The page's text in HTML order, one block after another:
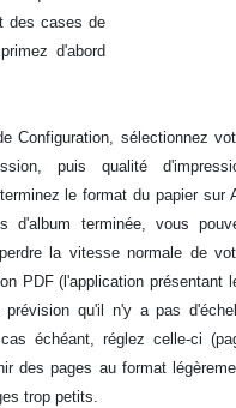
en quatre langues -
1990-7
6
en quatre langues -
1990-5
en quatre langues -
1990-4
en quatre langues -
1990-3
en quatre langues -
1990-2
en quatre langues -
1990-1
des cases de
d'abord
Configuration, sélectionnez
puis qualité
le format du papier sur
d'album terminée, vous
la vitesse normale de
PDF (l'application présentant
qu'il n'y a pas
échéant, réglez celle-ci
des pages au format
trop petits.